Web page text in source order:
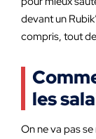
devant un
compris, tout
les
On ne va pas